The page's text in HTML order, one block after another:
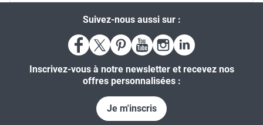
Suivez-nous aussi sur :
Inscrivez-vous à notre newsletter et recevez nos
offres personnalisées :
Je m'inscris